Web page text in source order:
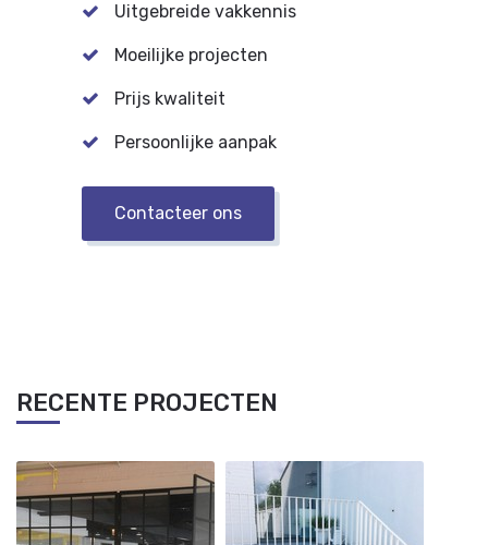
Uitgebreide vakkennis
Moeilijke projecten
Prijs kwaliteit
Persoonlijke aanpak
Contacteer ons
RECENTE PROJECTEN